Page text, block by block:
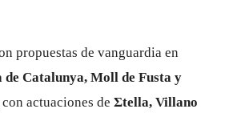
propuestas de vanguardia en
de Catalunya, Moll de Fusta y
con actuaciones de Σtella, Villano